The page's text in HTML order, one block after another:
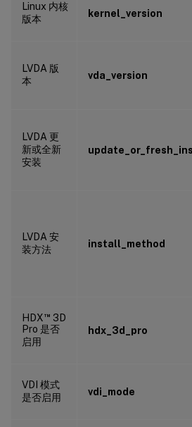
Linux 内核
版本
kernel_version
LVDA 版
本
vda_version
LVDA 更
新或全新
安装
LVDA 安
装方法
install_method
HDX™ 3D
Pro 是否
启用
hdx_3d_pro
VDI 模式
是否启用
vdi_mode